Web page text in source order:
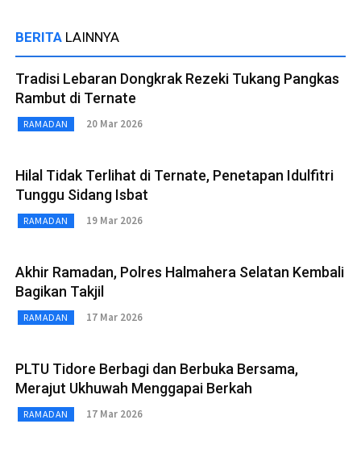
BERITA LAINNYA
Tradisi Lebaran Dongkrak Rezeki Tukang Pangkas
Rambut di Ternate
RAMADAN 20 Mar 2026
Hilal Tidak Terlihat di Ternate, Penetapan Idulfitri
Tunggu Sidang Isbat
RAMADAN 19 Mar 2026
Akhir Ramadan, Polres Halmahera Selatan Kembali
Bagikan Takjil
RAMADAN 17 Mar 2026
PLTU Tidore Berbagi dan Berbuka Bersama,
Merajut Ukhuwah Menggapai Berkah
RAMADAN 17 Mar 2026